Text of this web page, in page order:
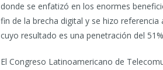
donde se enfatizó en los enormes
fin de la brecha digital y se hizo
cuyo resultado es una penetración del
El Congreso Latinoamericano de